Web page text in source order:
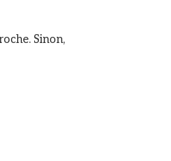
Sinon,